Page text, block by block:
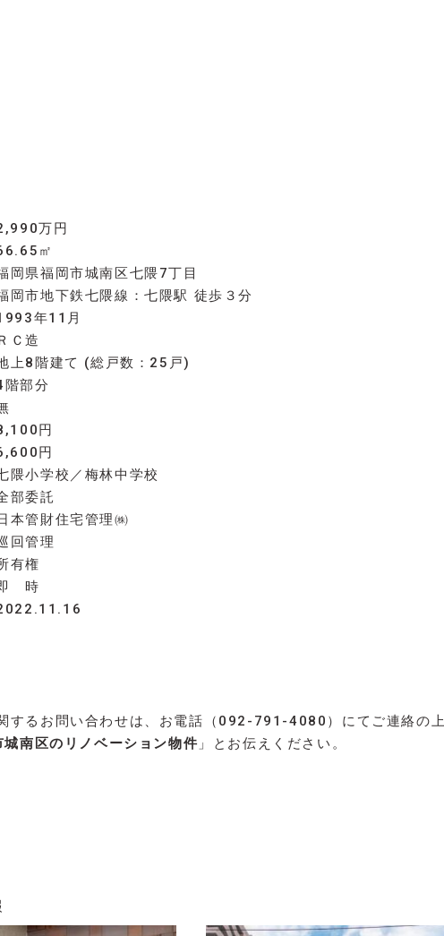
万円
㎡
岡県福岡市城南区七隈7丁目
岡市地下鉄七隈線：七隈駅 徒歩３分
年11月
Ｃ造
上8階建て (総戸数：25戸)
階部分
円
円
隈小学校／梅林中学校
部委託
本管財住宅管理㈱
回管理
有権
時
するお問い合わせは、お電話（092-791-4080）にてご連絡の上
南区のリノベーション物件 」とお伝えください。